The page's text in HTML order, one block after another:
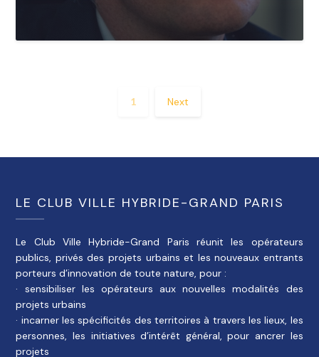
1 Next
LE CLUB VILLE HYBRIDE-GRAND PARIS
Le Club Ville Hybride-Grand Paris réunit les opérateurs
publics, privés des projets urbains et les nouveaux entrants
porteurs d’innovation de toute nature, pour :
· sensibiliser les opérateurs aux nouvelles modalités des
projets urbains
· incarner les spécificités des territoires à travers les lieux, les
personnes, les initiatives d’intérêt général, pour ancrer les
projets